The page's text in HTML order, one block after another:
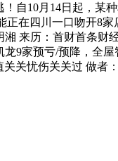
自10月14日起，
在四川一口吻开8
来历：首财首条
9家预亏/预降，全
关忧伤关关过 做